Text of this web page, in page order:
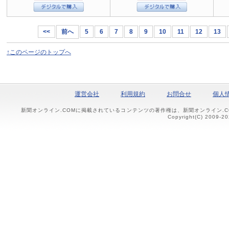
<< 前へ 5 6 7 8 9 10 11 12 13
↑このページのトップへ
運営会社 利用規約 お問合せ 個人
新聞オンライン.COMに掲載されているコンテンツの著作権は、新聞オンライン
Copyright(C) 2009-